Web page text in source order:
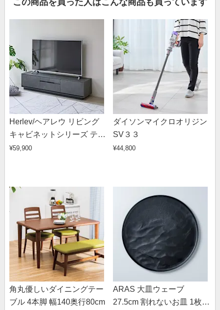
この商品を買った人はこんな商品も買っています
Herlev/ヘアレウ リビング
キャビネットシリーズ テレ
ビ台 幅150cm
¥59,900
ダイソンマイクロオリジン
SV３３
¥44,800
角丸優しいダイニングテー
ブル 4本脚 幅140奥行80cm
ARAS 大皿ウェーブ
27.5cm 割れないお皿 1枚